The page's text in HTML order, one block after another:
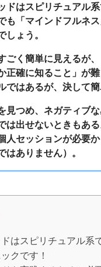
ドはスピリチュアル
も「マインドフルネ
しょう。
ごく簡単に見えるが
正確に知ること」が
ではあるが、決して簡
見つめ、ネガティブ
は出せないときもあ
人セッションが必要
はありません）。
はスピリチュアル系
クです！